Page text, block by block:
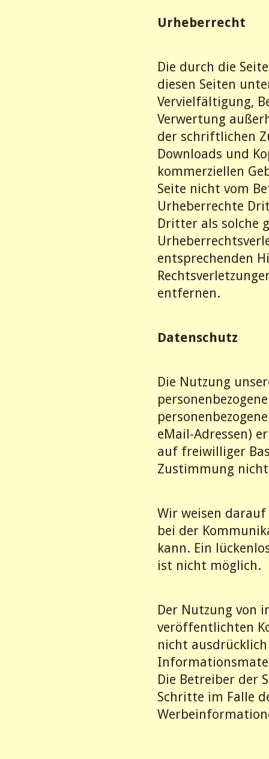
Urheberrecht
Die durch die
diesen Seiten
Vervielfältigung,
Verwertung
der schriftlichen
Downloads und
kommerziellen
Seite nicht vom
Urheberrechte
Dritter als solche
entsprechenden
entfernen.
Datenschutz
Die Nutzung
eMail-Adressen)
auf freiwilliger
Zustimmung
Wir weisen
bei der
kann. Ein
ist nicht möglich.
Der Nutzung von
veröffentlichten
nicht
Die Betreiber der
Schritte im Falle